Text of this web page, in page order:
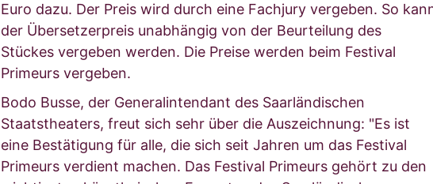
Euro dazu. Der Preis wird durch eine Fachjury vergeben. So
der Übersetzerpreis unabhängig von der Beurteilung des
Stückes vergeben werden. Die Preise werden beim Festival
Primeurs vergeben.
Bodo Busse, der Generalintendant des Saarländischen
Staatstheaters, freut sich sehr über die Auszeichnung: "Es ist
eine Bestätigung für alle, die sich seit Jahren um das Festival
Primeurs verdient machen. Das Festival Primeurs gehört zu den